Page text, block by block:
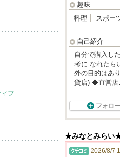
フ
趣味
料理
スポー
自己紹介
自分で購入し
考に なれたら
外の目的はあ
貨店) ◆直営
フォロー
★みなとみらい
2026/8/7